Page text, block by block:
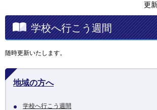
更
学校へ行こう週間
随時更新いたします。
地域の方へ
学校へ行こう週間